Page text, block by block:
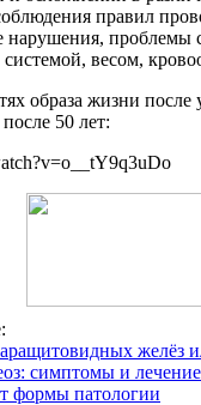
правил
нарушения, проблемы
весом,
образа жизни после
50 лет:
желёз
симптомы и
формы патологии